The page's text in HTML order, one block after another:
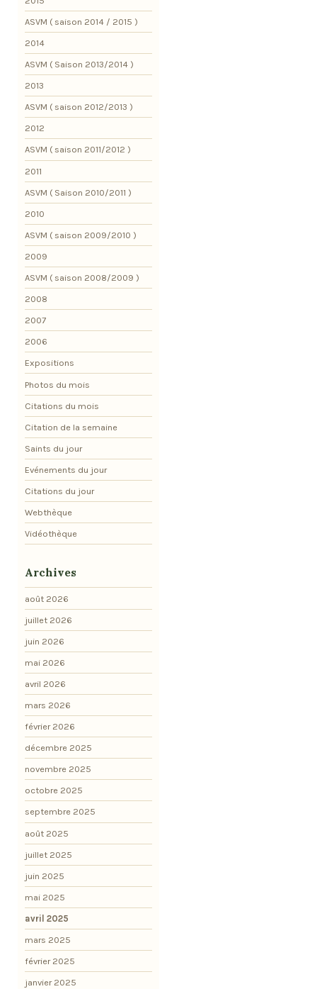
ASVM ( saison 2014 / 2015 )
2014
ASVM ( Saison 2013/2014 )
2013
ASVM ( saison 2012/2013 )
2012
ASVM ( saison 2011/2012 )
2011
ASVM ( Saison 2010/2011 )
2010
ASVM ( saison 2009/2010 )
2009
ASVM ( saison 2008/2009 )
2008
2007
2006
Expositions
Photos du mois
Citations du mois
Citation de la semaine
Saints du jour
Evénements du jour
Citations du jour
Webthèque
Vidéothèque
Archives
août 2026
juillet 2026
juin 2026
mai 2026
avril 2026
mars 2026
février 2026
décembre 2025
novembre 2025
octobre 2025
septembre 2025
août 2025
juillet 2025
juin 2025
mai 2025
avril 2025
mars 2025
février 2025
janvier 2025